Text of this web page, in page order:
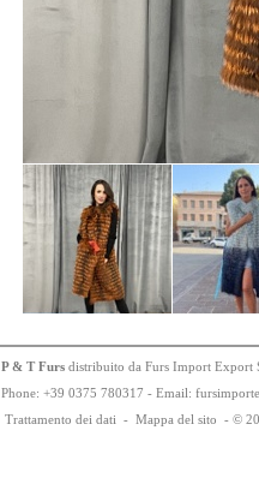
P & T Furs distribuito da Furs Import Export
Phone: +39 0375 780317 - Email:
Trattamento dei dati - Mappa del sito - ©